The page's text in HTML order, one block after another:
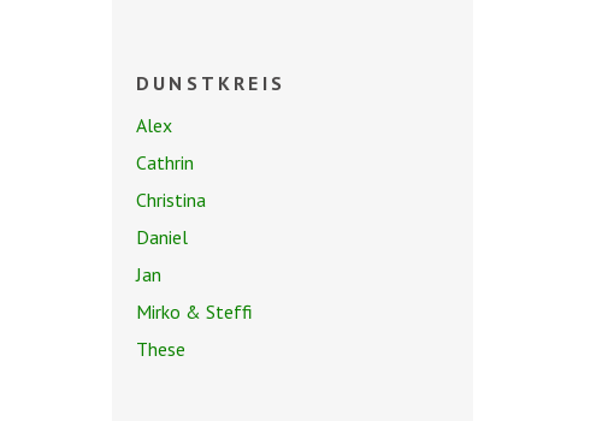
DUNSTKREIS
Alex
Cathrin
Christina
Daniel
Jan
Mirko & Steffi
These